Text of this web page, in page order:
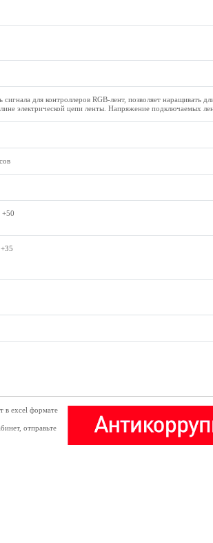
сигнала для контроллеров RGB-лент, позволяет наращивать
электрической цепи ленты. Напряжение подключаемых
+50
в excel формате
, отправьте